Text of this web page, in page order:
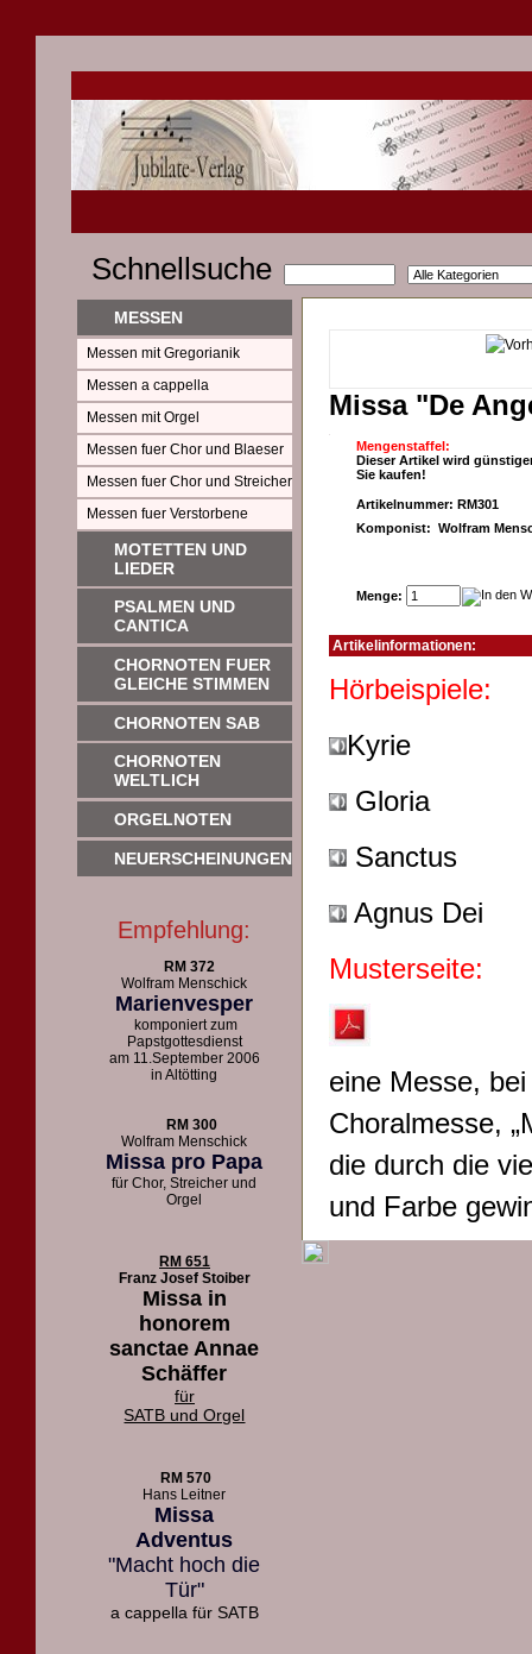
Schnellsuche
MESSEN
Messen mit Gregorianik
Messen a cappella
Messen mit Orgel
Messen fuer Chor und Blaeser
Messen fuer Chor und Streicher
Messen fuer Verstorbene
MOTETTEN UND
LIEDER
PSALMEN UND
CANTICA
CHORNOTEN FUER
GLEICHE STIMMEN
CHORNOTEN SAB
CHORNOTEN
WELTLICH
ORGELNOTEN
NEUERSCHEINUNGEN
Empfehlung:
RM 372
Wolfram Menschick
Marienvesper
komponiert zum
Papstgottesdienst
am 11.September 2006
in Altötting
RM 300
Wolfram Menschick
Missa pro Papa
für Chor, Streicher und
Orgel
RM 651
Franz Josef Stoiber
Missa in
honorem
sanctae Annae
Schäffer
für
SATB und Orgel
RM 570
Hans Leitner
Missa
Adventus
"Macht hoch die
Tür"
a cappella für SATB
Missa "De
Mengenstaffel:
Dieser Artikel wird
Sie kaufen!
Artikelnummer: RM301
Komponist: Wolfram
Menge:
Artikelinformationen:
Kyrie
Gloria
Sanctus
Agnus Dei
Musterseite:
eine Messe,
Choralmesse,
die durch die
und Farbe